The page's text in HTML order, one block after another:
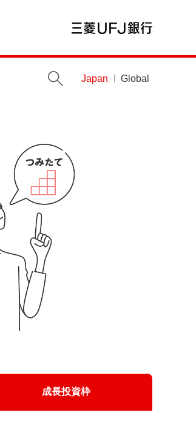
Japan Global
成長投資枠